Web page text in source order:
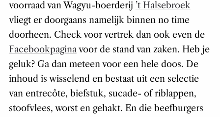
voorraad van Wagyu-boerderij ’t Halsebroek
vliegt er doorgaans namelijk binnen no time
doorheen. Check voor vertrek dan ook even de
Facebookpaginavoor de stand van zaken. Heb je
geluk? Ga dan meteen voor een hele doos. De
inhoud is wisselend en bestaat uit een selectie
van entrecôte, biefstuk, sucade- of riblappen,
stoofvlees, worst en gehakt. En die beefburgers